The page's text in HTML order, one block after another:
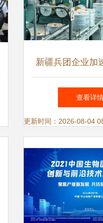
新疆兵团企业加
水技术全球推
查看详
更新时间：2026-08-04